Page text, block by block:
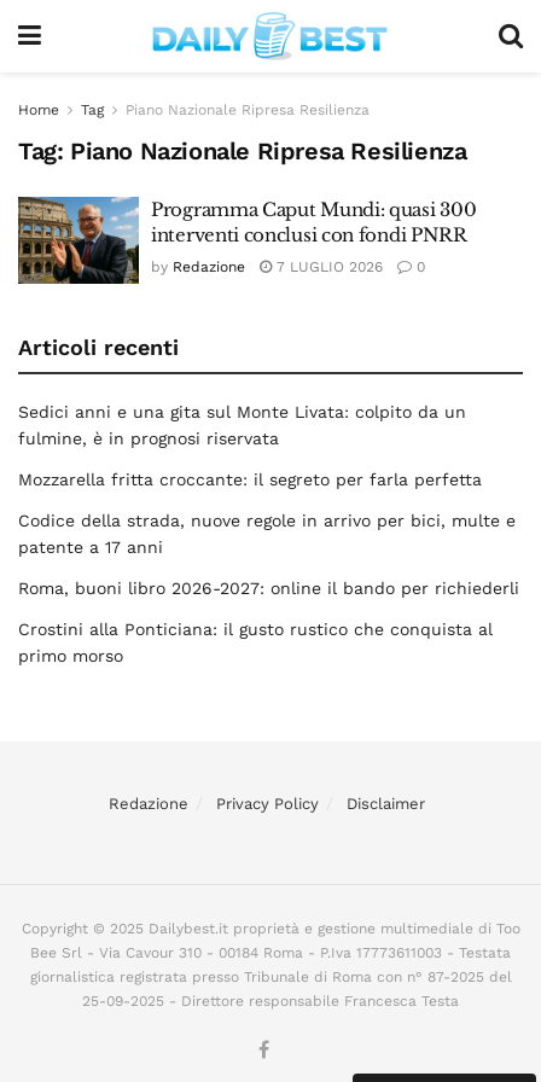
Home Tag Piano Nazionale Ripresa Resilienza
Tag: Piano Nazionale Ripresa Resilienza
Programma Caput Mundi: quasi 300
interventi conclusi con fondi PNRR
by Redazione 7 LUGLIO 2026 0
Articoli recenti
Sedici anni e una gita sul Monte Livata: colpito da un
fulmine, è in prognosi riservata
Mozzarella fritta croccante: il segreto per farla perfetta
Codice della strada, nuove regole in arrivo per bici, multe e
patente a 17 anni
Roma, buoni libro 2026-2027: online il bando per richiederli
Crostini alla Ponticiana: il gusto rustico che conquista al
primo morso
Redazione Privacy Policy Disclaimer
Copyright © 2025 Dailybest.it proprietà e gestione multimediale di Too
Bee Srl - Via Cavour 310 - 00184 Roma - P.Iva 17773611003 - Testata
giornalistica registrata presso Tribunale di Roma con n° 87-2025 del
25-09-2025 - Direttore responsabile Francesca Testa